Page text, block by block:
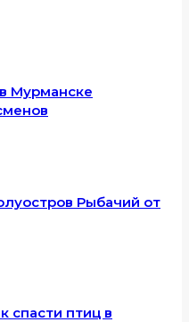
Мурманске
Рыбачий от
спасти птиц в